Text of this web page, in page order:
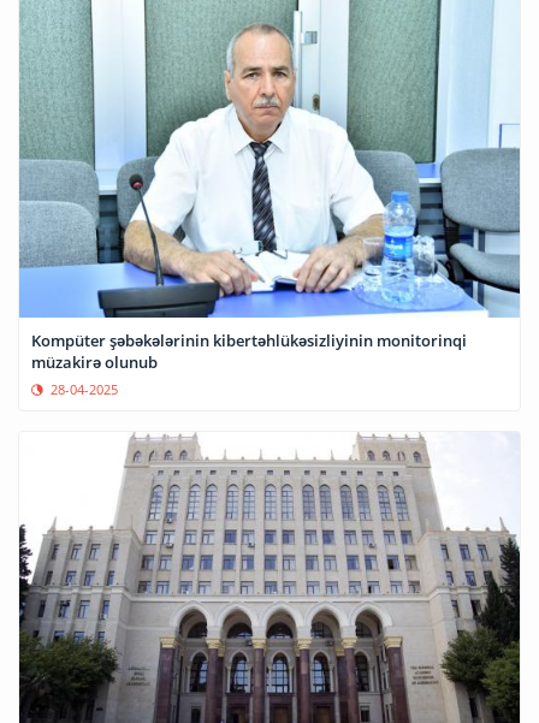
Kompüter şəbəkələrinin kibertəhlükəsizliyinin monitorinqi
müzakirə olunub
28-04-2025